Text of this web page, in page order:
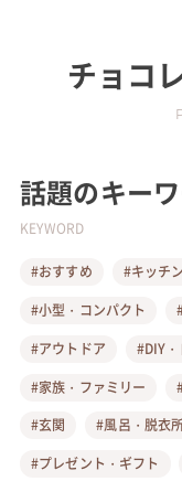
チョコ
話題のキー
KEYWORD
#おすすめ #キッチン
#小型・コンパクト
#アウトドア
#DIY
#家族・ファミリー
#玄関
#風呂・脱衣
#プレゼント・ギフト